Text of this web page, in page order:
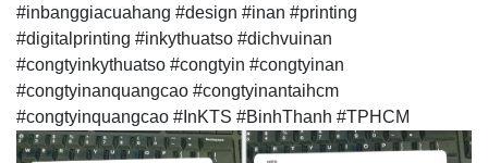
#inbanggiacuahang #design #inan #printing
#digitalprinting #inkythuatso #dichvuinan
#congtyinkythuatso #congtyin #congtyinan
#congtyinanquangcao #congtyinantaihcm
#congtyinquangcao #InKTS #BinhThanh #TPHCM